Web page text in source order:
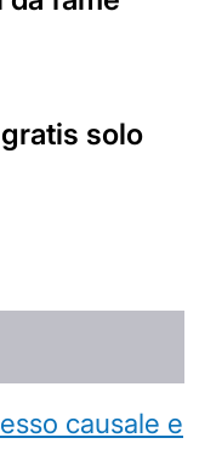
solo
causale e